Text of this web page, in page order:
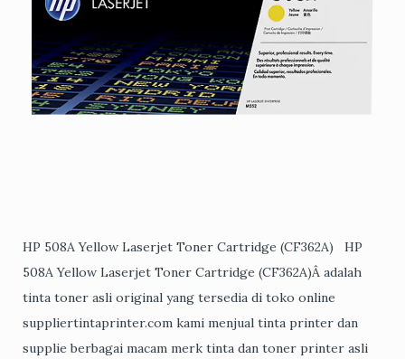
HP 508A Yellow Laserjet Toner Cartridge (CF362A) HP
508A Yellow Laserjet Toner Cartridge (CF362A)Â adalah
tinta toner asli original yang tersedia di toko online
suppliertintaprinter.com kami menjual tinta printer dan
supplie berbagai macam merk tinta dan toner printer asli